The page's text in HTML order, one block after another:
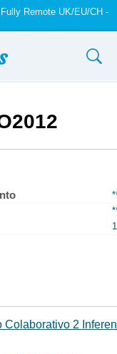
Remote UK/EU/CH -
Colaborativo 2